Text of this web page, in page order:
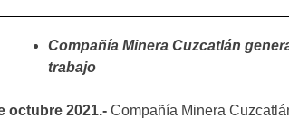
Compañía Minera Cuzcatlán
trabajo
octubre 2021.- Compañía Minera